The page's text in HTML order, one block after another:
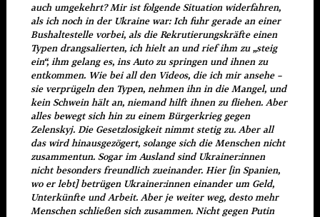
auch umgekehrt? Mir ist folgende Situation widerfahren,
als ich noch in der Ukraine war: Ich fuhr gerade an einer
Bushaltestelle vorbei, als die Rekrutierungskräfte einen
Typen drangsalierten, ich hielt an und rief ihm zu „steig
ein“, ihm gelang es, ins Auto zu springen und ihnen zu
entkommen. Wie bei all den Videos, die ich mir ansehe –
sie verprügeln den Typen, nehmen ihn in die Mangel, und
kein Schwein hält an, niemand hilft ihnen zu fliehen. Aber
alles bewegt sich hin zu einem Bürgerkrieg gegen
Zelenskyj. Die Gesetzlosigkeit nimmt stetig zu. Aber all
das wird hinausgezögert, solange sich die Menschen nicht
zusammentun. Sogar im Ausland sind Ukrainer:innen
nicht besonders freundlich zueinander. Hier [in Spanien,
wo er lebt] betrügen Ukrainer:innen einander um Geld,
Unterkünfte und Arbeit. Aber je weiter weg, desto mehr
Menschen schließen sich zusammen. Nicht gegen Putin